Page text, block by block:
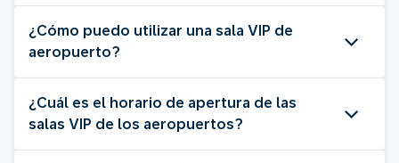
¿Cómo puedo utilizar una sala VIP de
aeropuerto?
¿Cuál es el horario de apertura de las
salas VIP de los aeropuertos?